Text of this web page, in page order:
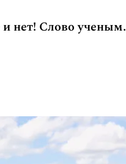
нет! Слово ученым.